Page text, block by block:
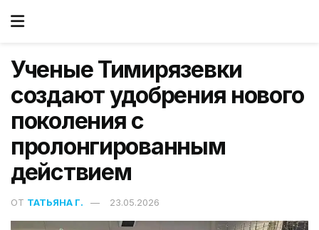
Ученые Тимирязевки
создают удобрения нового
поколения с
пролонгированным
действием
ОТ ТАТЬЯНА Г. 23.05.2026